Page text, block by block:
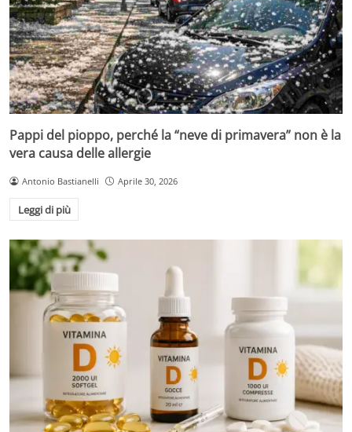
Pappi del pioppo, perché la “neve di primavera” non è la
vera causa delle allergie
Antonio Bastianelli Aprile 30, 2026
Leggi di più